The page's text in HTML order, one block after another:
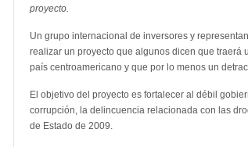
proyecto.
Un grupo internacional de inversores y
realizar un proyecto que algunos dicen que
país centroamericano y que por lo menos un
El objetivo del proyecto es fortalecer al débil
corrupción, la delincuencia relacionada con las
de Estado de 2009.